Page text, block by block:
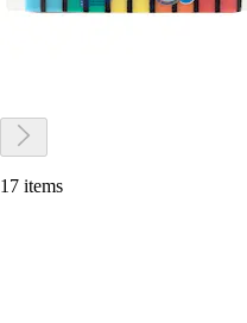
17 items